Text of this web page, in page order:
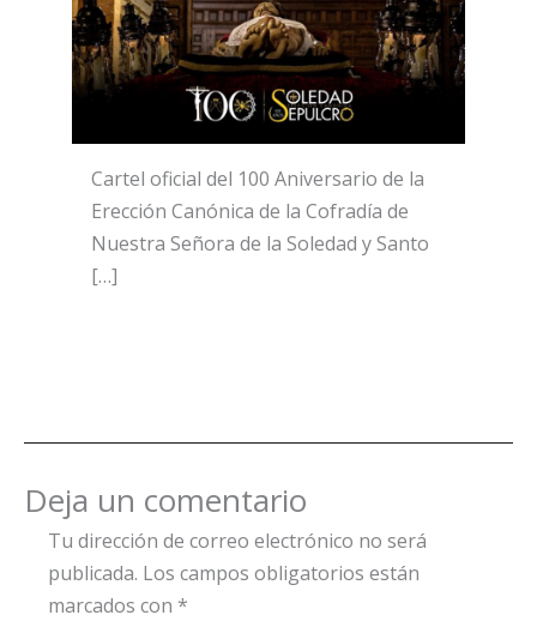
Cartel oficial del 100 Aniversario de la
Erección Canónica de la Cofradía de
Nuestra Señora de la Soledad y Santo
[…]
Deja un comentario
Tu dirección de correo electrónico no será
publicada. Los campos obligatorios están
marcados con *